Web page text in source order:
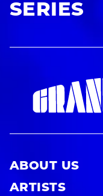
SERIES
ABOUT US
ARTISTS